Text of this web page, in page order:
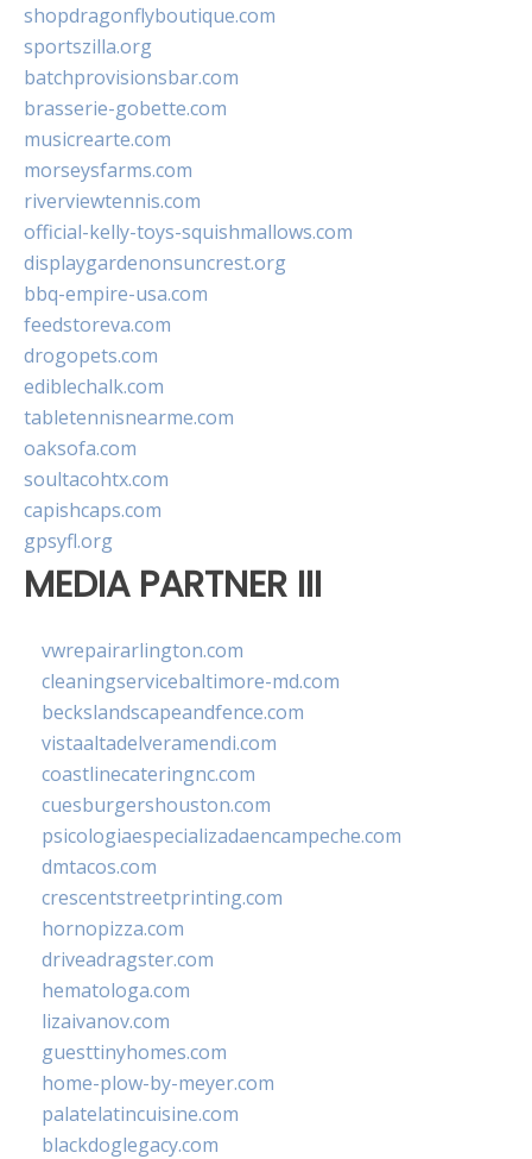
shopdragonflyboutique.com
sportszilla.org
batchprovisionsbar.com
brasserie-gobette.com
musicrearte.com
morseysfarms.com
riverviewtennis.com
official-kelly-toys-squishmallows.com
displaygardenonsuncrest.org
bbq-empire-usa.com
feedstoreva.com
drogopets.com
ediblechalk.com
tabletennisnearme.com
oaksofa.com
soultacohtx.com
capishcaps.com
gpsyfl.org
MEDIA PARTNER III
vwrepairarlington.com
cleaningservicebaltimore-md.com
beckslandscapeandfence.com
vistaaltadelveramendi.com
coastlinecateringnc.com
cuesburgershouston.com
psicologiaespecializadaencampeche.com
dmtacos.com
crescentstreetprinting.com
hornopizza.com
driveadragster.com
hematologa.com
lizaivanov.com
guesttinyhomes.com
home-plow-by-meyer.com
palatelatincuisine.com
blackdoglegacy.com